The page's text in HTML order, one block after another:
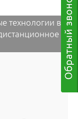
Moodle 2022:
онлайн.
технологии в